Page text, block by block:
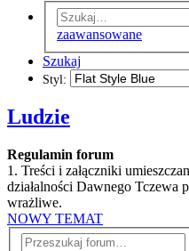
zaawansowane
Szukaj
Styl:
Ludzie
Regulamin forum
1. Treści i załączniki
działalności Dawnego Tczewa
wrażliwe.
NOWY TEMAT